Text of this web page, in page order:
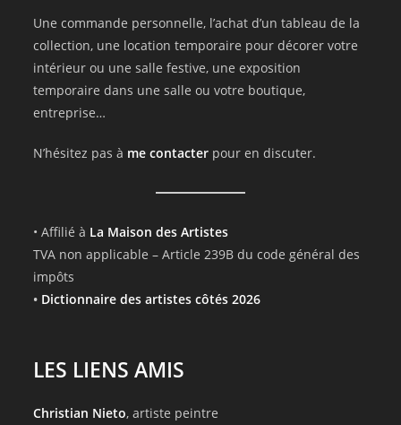
Une commande personnelle, l’achat d’un tableau de la
collection, une location temporaire pour décorer votre
intérieur ou une salle festive, une exposition
temporaire dans une salle ou votre boutique,
entreprise…
N’hésitez pas à me contacter pour en discuter.
• Affilié à La Maison des Artistes
TVA non applicable – Article 239B du code général des
impôts
• Dictionnaire des artistes côtés 2026
LES LIENS AMIS
Christian Nieto, artiste peintre